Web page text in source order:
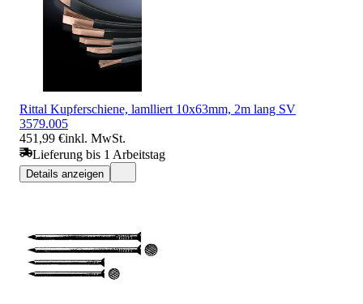
Rittal Kupferschiene, lamlliert 10x63mm, 2m lang SV
3579.005
451,99 €inkl. MwSt.
Lieferung bis 1 Arbeitstag
Details anzeigen